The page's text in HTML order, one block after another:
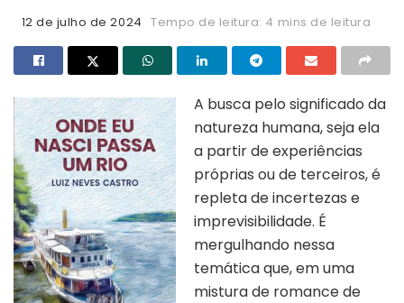
12 de julho de 2024 Tempo de leitura: 4 mins de leitura
A busca pelo significado da
natureza humana, seja ela
a partir de experiências
próprias ou de terceiros, é
repleta de incertezas e
imprevisibilidade. É
mergulhando nessa
temática que, em uma
mistura de romance de